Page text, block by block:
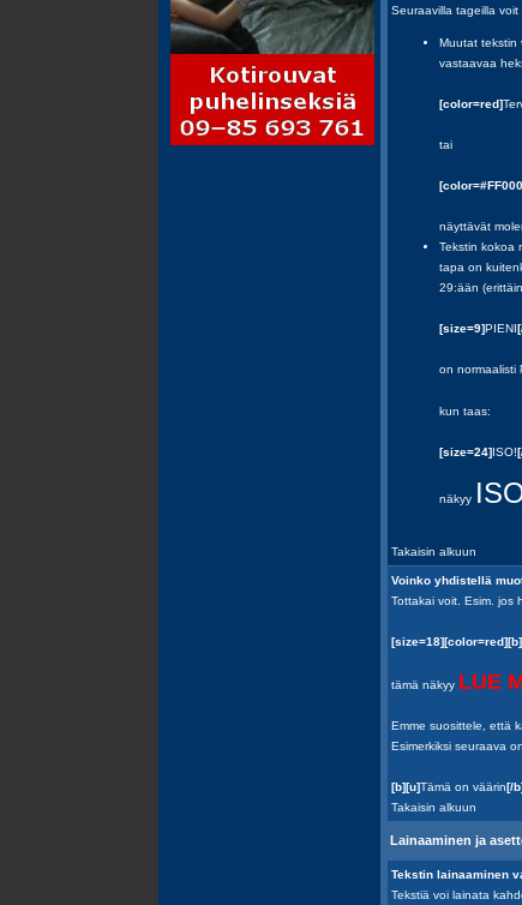
Seuraavilla tageilla
Muutat tekstin
vastaavaa
[color=red]
tai
näyttävät
Tekstin kokoa
tapa on
29:ään
[size=9]PIENI
on normaalisti
kun taas:
[size=24] ISO!
näkyy
Takaisin alkuun
Voinko yhdistellä
Tottakai voit. Esim. jos
[size=18][color=red][b]
tämä näkyy LUE
Emme suosittele, että
Esimerkiksi seuraava
[b][u]Tämä on väärin[/
Takaisin alkuun
Lainaaminen ja
Tekstin lainaaminen
Tekstiä voi lainata